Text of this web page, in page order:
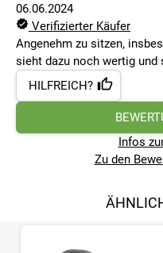
06.06.2024
Verifizierter Käufer
Angenehm zu sitzen,
sieht dazu noch wertig und
HILFREICH?
Infos
Zu den